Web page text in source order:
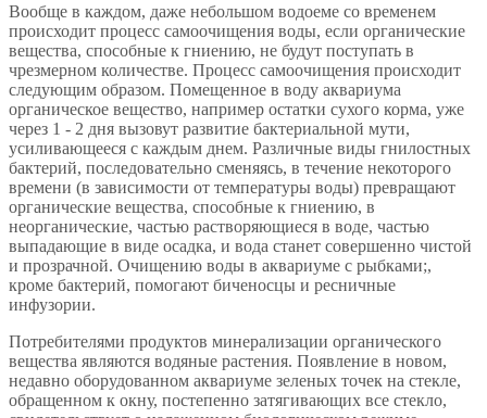
Вообще в каждом, даже небольшом водоеме со временем
происходит процесс самоочищения воды, если органические
вещества, способные к гниению, не будут поступать в
чрезмерном количестве. Процесс самоочищения происходит
следующим образом. Помещенное в воду аквариума
органическое вещество, например остатки сухого корма, уже
через 1 - 2 дня вызовут развитие бактериальной мути,
усиливающееся с каждым днем. Различные виды гнилостных
бактерий, последовательно сменяясь, в течение некоторого
времени (в зависимости от температуры воды) превращают
органические вещества, способные к гниению, в
неорганические, частью растворяющиеся в воде, частью
выпадающие в виде осадка, и вода станет совершенно чистой
и прозрачной. Очищению воды в аквариуме с рыбками;,
кроме бактерий, помогают биченосцы и ресничные
инфузории.
Потребителями продуктов минерализации органического
вещества являются водяные растения. Появление в новом,
недавно оборудованном аквариуме зеленых точек на стекле,
обращенном к окну, постепенно затягивающих все стекло,